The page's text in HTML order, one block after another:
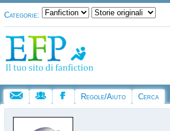
Categorie:
Regole/Aiuto Cerca